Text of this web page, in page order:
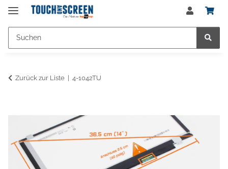
Zurück zur Liste 4-1042TU